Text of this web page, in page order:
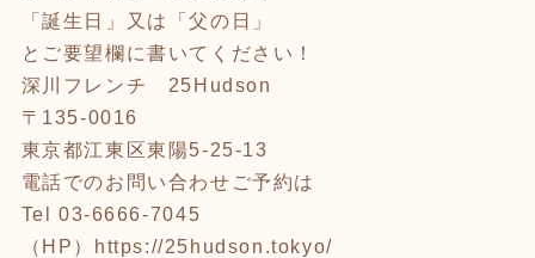
「誕生日」又は「父の日」
とご要望欄に書いてください！
深川フレンチ 25Hudson
〒135-0016
東京都江東区東陽5-25-13
電話でのお問い合わせご予約は
Tel 03-6666-7045
（HP）
https://25hudson.tokyo/